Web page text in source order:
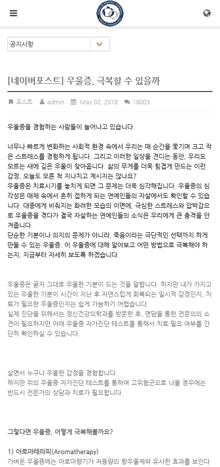
[네이버포스트] 우울증, 극복할 수 있을까
포스트 admin May 02, 2018 18003
우울증을 경험하는 사람들이 늘어나고 있습니다.
너무나 빠르게 변화하는 사회적 환경 속에서 우리는 매 순간을 쫓기며 크고 작
은 스트레스를 경험하게 됩니다. 그리고 이러한 일상을 견디는 동안, 우리도
모르는 새에 깊은 우울이 찾아옵니다. 삶의 무게를 더욱 힘겹게 만드는 이런
감정, 오늘도 모른 척 지나치고 계시지는 않나요?
우울증은 치료시기를 놓치게 되면 그 문제는 더욱 심각해집니다. 우울증의 심
각성은 매체 속에서 흔히 접하게 되는 연예인들의 자살에서도 확인할 수 있습
니다. 대중에게 비춰지는 화려한 모습의 이면에, 극심한 스트레스와 압박감으
로 우울증을 겪다가 결국 자살하는 연예인들의 소식은 우리에게 큰 충격을 안
겨줍니다.
단순한 기분이나 의지의 문제가 아니라, 죽음이라는 극단적인 선택까지 하게
만들 수 있는 우울증. 이 우울증에 대해 알아보고 어떤 방법으로 극복해야 하
는지, 지금부터 자세히 보도록 하겠습니다.
우울증은 글자 그대로 우울한 기분이 드는 것을 말합니다. 하지만 내가 가지고
있는 우울한 기분이 시간이 지난 후 자연스럽게 회복되는 일시적 감정인지, 치
료가 필요한 우울증인지는 쉽게 가늠하기 어렵습니다.
실제 진단을 위해서는 정신건강의학과를 방문한 후, 면담을 통한 전문의의 소
견이 필요하지만 아래 우울증 자가진단 테스트를 통해서 치료 필요 여부를 간
단히 확인하실 수 있습니다.
살면서 누구나 우울한 감정을 경험합니다.
하지만 위의 우울증 자가진단 테스트를 통하여 고위험군으로 나올 경우에는
반드시 전문가의 상담과 치료가 필요합니다.
그렇다면 우울증, 어떻게 극복해볼까요?
1) 아로마테라피(Aromatherapy)
가벼운 우울증에는 아로마향기가 저용량의 항우울제와 유사한 효과를 보인다